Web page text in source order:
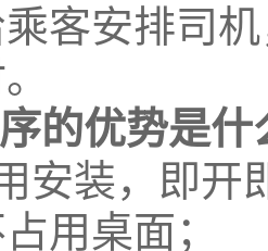
客安排司
的优势是什
安装，即开
用桌面；